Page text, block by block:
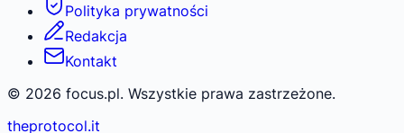
Polityka prywatności
Redakcja
Kontakt
© 2026 focus.pl. Wszystkie prawa zastrzeżone.
theprotocol.it